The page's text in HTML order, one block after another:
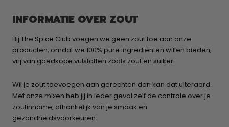
INFORMATIE OVER ZOUT
Bij The Spice Club voegen we geen zout toe aan onze
producten, omdat we 100% pure ingrediënten willen bieden,
vrij van goedkope vulstoffen zoals zout en suiker.
Wil je zout toevoegen aan gerechten dan kan dat uiteraard.
Met onze mixen heb jij in ieder geval zelf de controle over je
zoutinname, afhankelijk van je smaak en
gezondheidsvoorkeuren.